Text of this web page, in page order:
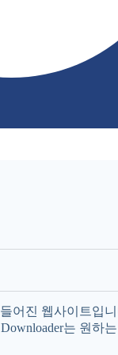
어진 웹사이트입
는 원하